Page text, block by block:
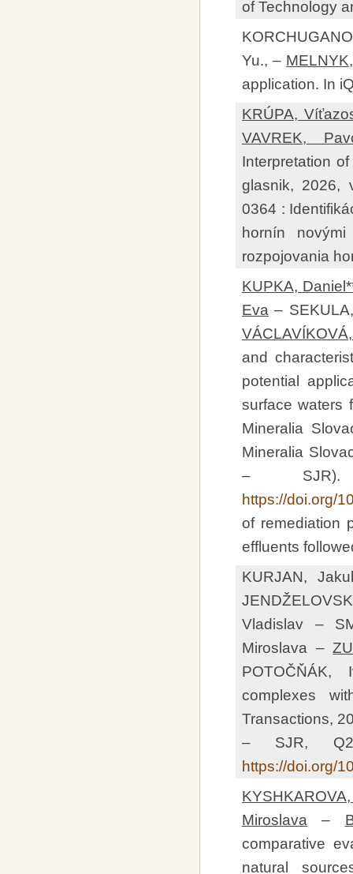
of Technology
Yu., –
application. In
KRÚPA,
VAVREK,
Interpretation
glasnik, 2026,
0364 :
hornín
rozpojovania
KUPKA,
Eva –
and
potential
surface waters
Mineralia
Mineralia
– SJR).
https://doi.org/
of remediation
effluents
KURJAN,
Vladislav –
Miroslava –
POTOČŇÁK,
complexes
Transactions,
– SJR, Q2
https://doi.org/
Miroslava –
comparative
natural